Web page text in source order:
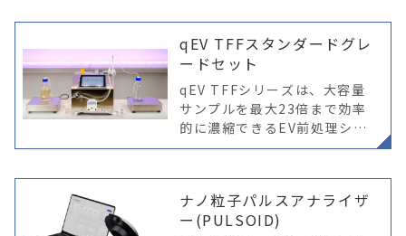
は、細胞外小胞（EVs）やLN
Pなどのナノ粒子解
qEV TFFスタンダードグレ
ードセット
qEV TFFシリーズは、大容量
サンプルを最大23倍まで効率
的に濃縮できるEV前処理シス
テムです。
ナノ粒子パルスアナライザ
ー(PULSOID)